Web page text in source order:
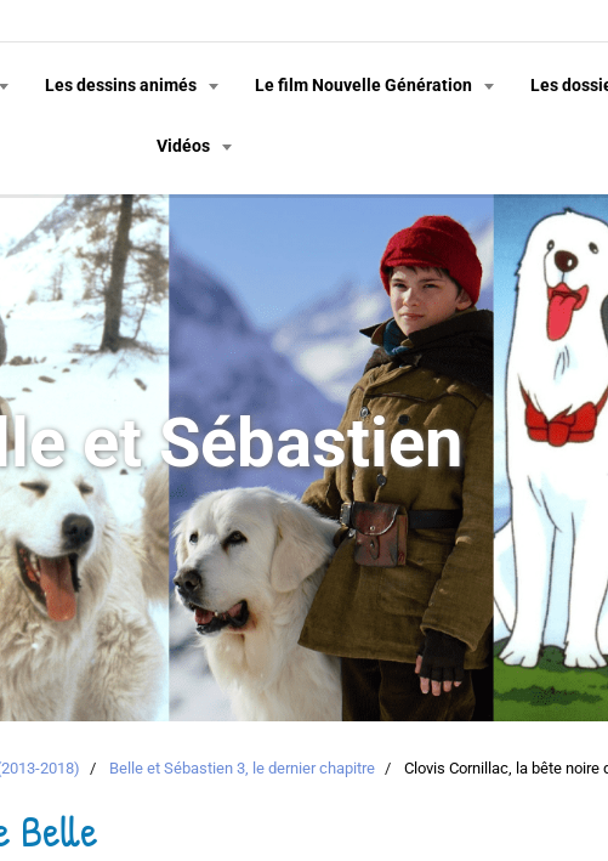
Les dessins animés Le film Nouvelle Génération Les
Vidéos
et Sébastien
2018) Belle et Sébastien 3, le dernier chapitre Clovis Cornillac, la bête noire
Belle